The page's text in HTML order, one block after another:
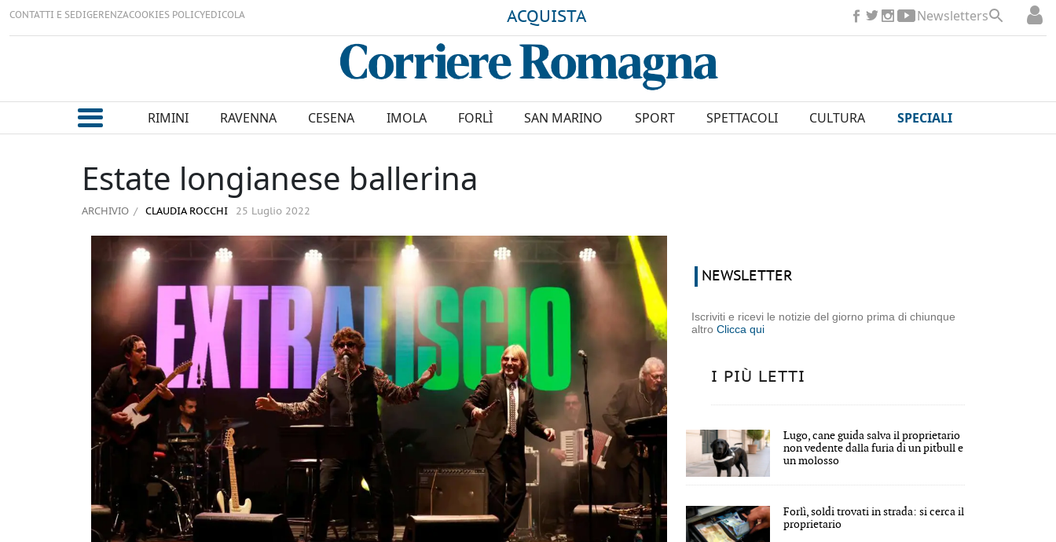
CONTATTI E SEDIGERENZACOOKIES POLICYEDICOLA ACQUISTA Newsletters
RIMINI RAVENNA CESENA IMOLA FORLÌ SAN MARINO SPORT SPETTACOLI CULTURA SPECIALI
Estate longianese ballerina
ARCHIVIO CLAUDIA ROCCHI 25 Luglio 2022
NEWSLETTER
Iscriviti e ricevi le notizie del giorno prima di chiunque
altroClicca qui
I PIÙ LETTI
Lugo, cane guida salva il proprietario
non vedente dalla furia di un pitbull e
un molosso
Forlì, soldi trovati in strada: si cerca il
proprietario